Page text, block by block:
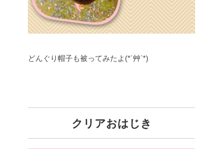
どんぐり帽子も被ってみたよ(*´艸`*)
クリアおはじき